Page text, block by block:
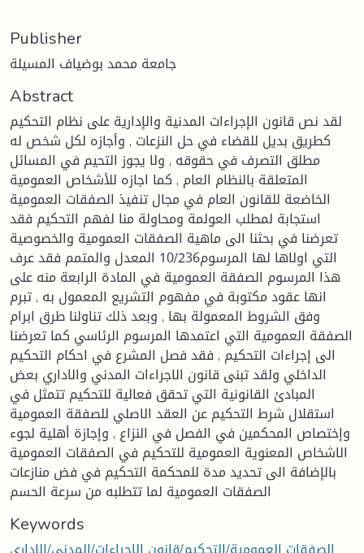
Publisher
جامعة محمد بوضياف المسيلة
Abstract
لقد نص قانون الإجراءات المدنية والإدارية على نظام التحكيم
كطريق بديل للقضاء في حل النزعات , وأجازه لكل شخص له
مطلق التصرف في حقوقه , ولا يجوز التحيم في المسائل
المتعلقة بالنظام العام , كما اجازه للأشخاص العمومية
الخاضعة للقانون العام في مجال تنفيذ الصفقات العمومية
استجابة لمطلب العولمة ومحاولة منا لفهم التحكيم فقد
تعرضنا في بحثنا الى ماهية الصفقات العمومية والخصوصية
التي اولاها لها المرسوم10/236 المعدل والمتمم فقد عرف
هذا المرسوم الصفقة العمومية في المادة الرابعة منه على
انها عقود مكتوبة في مفهوم التشريع المعمول به , تبرم
وفق الشروط المعمولة بها , وبعد ذلك تناولنا طرق ابرام
الصفقة العمومية التي اعتمدها المرسوم الرئاسي كما تعرضنا
الى إجراءات التحكيم , فقد فصل المشرع في احكام التحكيم
الداخلي ولقد تبنى قانون الاجراءات المدني والاداري بعض
المبادئ القانونية التي تحقق فعالية للتحكيم تتمثل في
استقلال شرط التحكيم عن العقد الاصلي للصفقة العمومية
وإختصاص المحكمين في الفصل في النزاع , وإجازة أهلية لجوء
الاشخاص المعنوية العمومية للتحكيم في الصفقات العمومية
بالإضافة الى تحديد مدة للمحكمة التحكيم في فض منازعات
الصفقات العمومية لما تتطلبه من سرعة الحسم
Keywords